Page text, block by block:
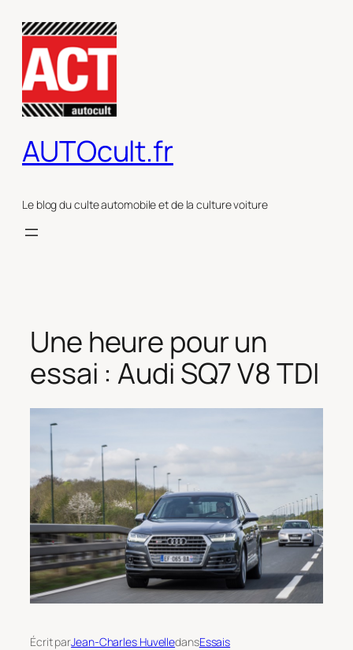
contenu
AUTOcult.fr
Le blog du culte automobile et de la culture voiture
Une heure pour un
essai : Audi SQ7 V8 TDI
Écrit parJean-Charles HuvelledansEssais